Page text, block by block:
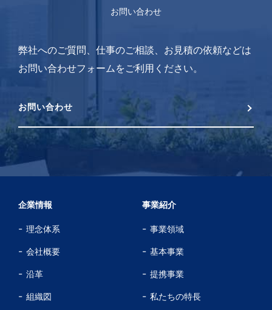
お問い合わせ
弊社へのご質問、仕事のご相談、お見積の依頼などは
お問い合わせフォームをご利用ください。
お問い合わせ
企業情報
理念体系
会社概要
沿革
組織図
事業紹介
事業領域
基本事業
提携事業
私たちの特長